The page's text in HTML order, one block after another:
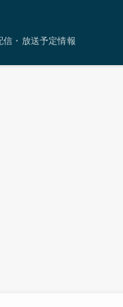
信・放送予定情報